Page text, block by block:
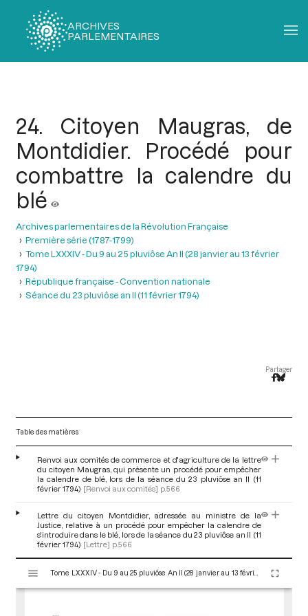
ARCHIVES
PARLEMENTAIRES
24. Citoyen Maugras, de
Montdidier. Procédé pour
combattre la calendre du
blé
Archives parlementaires de la Révolution Française
Première série (1787-1799)
Tome LXXXIV - Du 9 au 25 pluviôse An II (28 janvier au 13 février
1794)
République française - Convention nationale
Séance du 23 pluviôse an II (11 février 1794)
Partager
Table des matières
Renvoi aux comités de commerce et d'agriculture de la lettre
du citoyen Maugras, qui présente un procédé pour empêcher
la calendre de blé, lors de la séance du 23 pluviôse an II (11
février 1794) [Renvoi aux comités] p.566
Lettre du citoyen Montdidier, adressée au ministre de la
Justice, relative à un procédé pour empêcher la calendre de
s'introduire dans le blé, lors de la séance du 23 pluviôse an II (11
février 1794) [Lettre] p.566
s